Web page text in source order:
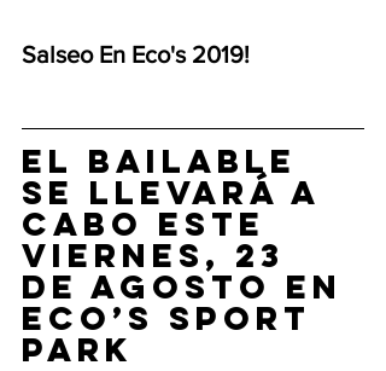
Salseo En Eco's 2019!
El bailable
se llevará a
cabo este
viernes, 23
de agosto en
Eco’s Sport
Park